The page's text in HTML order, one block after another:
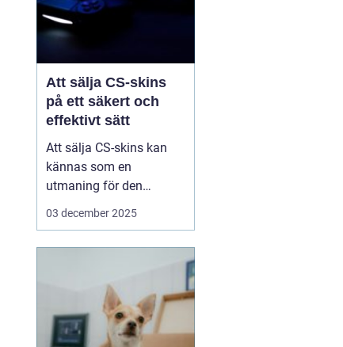
Att sälja CS-skins
på ett säkert och
effektivt sätt
Att sälja CS-skins kan
kännas som en
utmaning för den
oinvigde, men med rätt
skins, eller Counter-
Strike: Global Offensive
(CS:GO) skins, &...
03 december 2025